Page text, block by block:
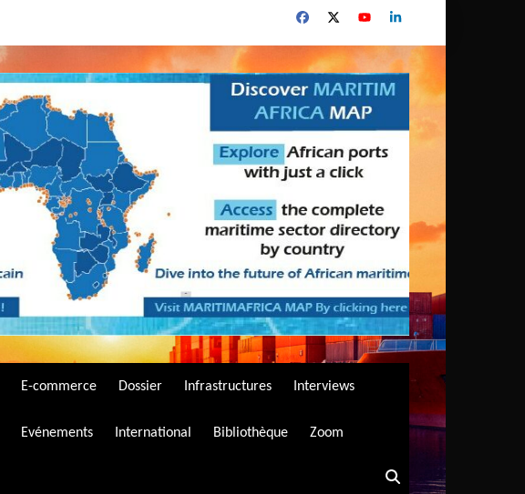
E-commerce Dossier Infrastructures Interviews
Evénements International Bibliothèque Zoom